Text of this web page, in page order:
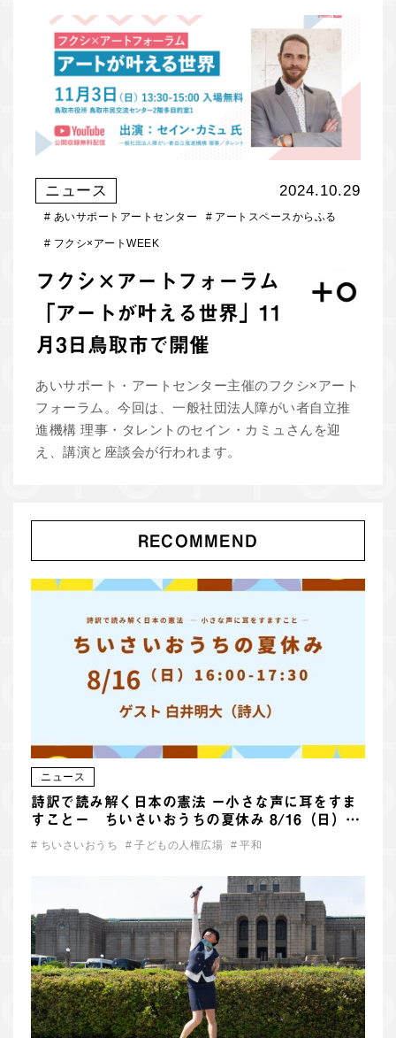
ニュース
# あいサポートアートセンター # アートスペースからふる
# フクシ×アートWEEK
2024.10.29
フクシ×アートフォーラム
「アートが叶える世界」11
月3日鳥取市で開催
あいサポート・アートセンター主催のフクシ×アート
フォーラム。今回は、一般社団法人障がい者自立推
進機構 理事・タレントのセイン・カミュさんを迎
え、講演と座談会が行われます。
RECOMMEND
ニュース
詩訳で読み解く日本の憲法 ー小さな声に耳をすま
すことー ちいさいおうちの夏休み 8/16（日）…
# ちいさいおうち # 子どもの人権広場 # 平和